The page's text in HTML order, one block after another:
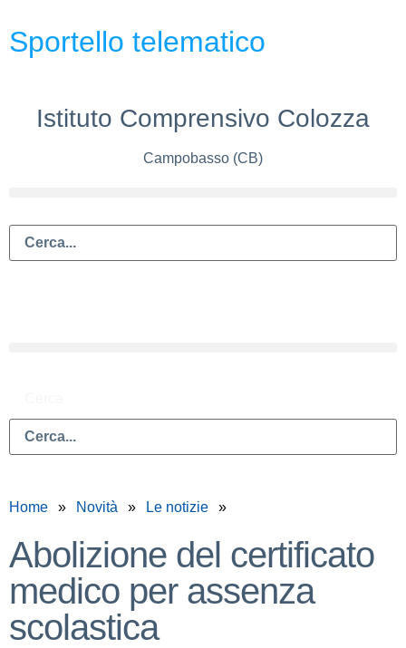
Sportello telematico
Istituto Comprensivo Colozza
Campobasso (CB)
Home Novità Le notizie
Abolizione del certificato
medico per assenza
scolastica